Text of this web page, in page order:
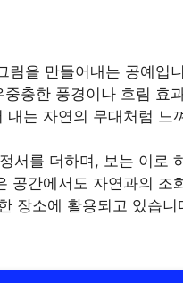
림을 만들어내는 공예입
충한 풍경이나 흐림 효
는 자연의 무대처럼 느
서를 더하며, 보는 이로
공간에서도 자연과의 조
장소에 활용되고 있습니